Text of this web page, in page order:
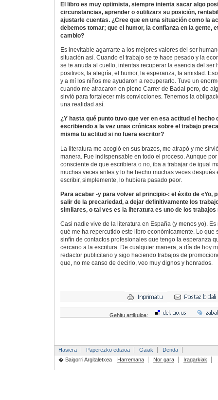
El libro es muy optimista, siempre intenta sacar algo
circunstancias, aprender o «utilizar» su posición,
ajustarle cuentas. ¿Cree que en una situación como la
debemos tomar; que el humor, la confianza en la gente,
cambio?
Es inevitable agarrarte a los mejores valores del ser
situación así. Cuando el trabajo se te hace pesado y la
se te anuda al cuello, intentas recuperar la esencia del ser
positivos, la alegría, el humor, la esperanza, la amistad.
y a mí los niños me ayudaron a recuperarlo. Tuve un
cuando me atracaron en pleno Carrer de Badal pero, de
sirvió para fortalecer mis convicciones. Tenemos la
una realidad así.
¿Y hasta qué punto tuvo que ver en esa actitud el hecho
escribiendo a la vez unas crónicas sobre el trabajo
misma tu actitud si no fuera escritor?
La literatura me acogió en sus brazos, me atrapó y me
manera. Fue indispensable en todo el proceso. Aunque
consciente de que escribiera o no, iba a trabajar de igual
muchas veces antes y lo he hecho muchas veces después
escribir, simplemente, lo hubiera pasado peor.
Para acabar -y para volver al principio-: el éxito de «Yo,
salir de la precariedad, a dejar definitivamente los
similares, o tal ves es la literatura es uno de los trabajos
Casi nadie vive de la literatura en España (y menos yo).
qué me ha repercutido este libro económicamente. Lo que
sinfín de contactos profesionales que tengo la esperanza
cercano a la escritura. De cualquier manera, a día de hoy
redactor publicitario y sigo haciendo trabajos de
que, no me canso de decirlo, veo muy dignos y honrados.
Gehitu artikuloa:
Hasiera Paperezko edizioa Gaiak
Denda
� Baigorri Argitaletxea
Harremana Nor gara Iragarkiak